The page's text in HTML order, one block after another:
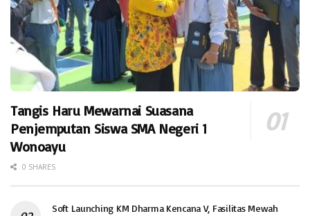
Tangis Haru Mewarnai Suasana
Penjemputan Siswa SMA Negeri 1
Wonoayu
0 SHARES
Soft Launching KM Dharma Kencana V, Fasilitas Mewah